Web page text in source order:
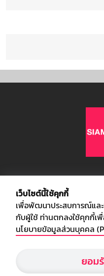
อัพเดทข่าวสารวงการกีฬา ฟุตบ
ลีก ไทยลีก ฟุตบอลโลก ยูฟ่าแซม
สยามกีฬา สตาร์ชอคเก้อร์ สปอร์
เว็บไซต์นี้ใช้คุกกี้
เพื่อพัฒนาประสบการณ์และ
กับผู้ใช้ ท่านตกลงใช้คุกกี้เ
นโยบายข้อมูลส่วนบุคคล
ยอม